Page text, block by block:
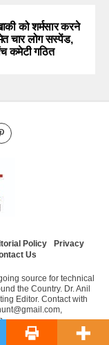
को शर्मसार करने
चार लोग सस्पेंड,
कमेटी गठित
Policy
Privacy
Us
source for technical
the Country. Dr. Anil
Editor. Contact with